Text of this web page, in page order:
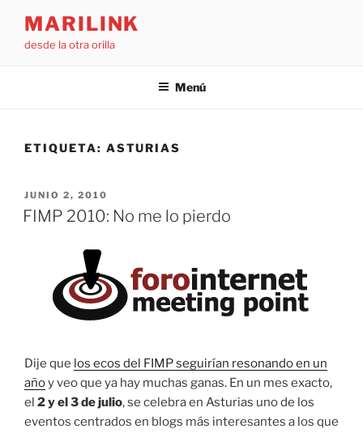
contenido
MARILINK
desde la otra orilla
Menú
ETIQUETA: ASTURIAS
PUBLICADO
EL
JUNIO 2, 2010
FIMP 2010: No me lo pierdo
Dije que los ecos del FIMP seguirían resonando en un
añoy veo que ya hay muchas ganas. En un mes exacto,
el 2 y el 3 de julio, se celebra en Asturias uno de los
eventos centrados en blogs más interesantes a los que